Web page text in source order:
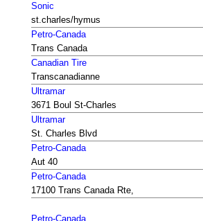
Sonic
st.charles/hymus
Petro-Canada
Trans Canada
Canadian Tire
Transcanadianne
Ultramar
3671 Boul St-Charles
Ultramar
St. Charles Blvd
Petro-Canada
Aut 40
Petro-Canada
17100 Trans Canada Rte,
Petro-Canada